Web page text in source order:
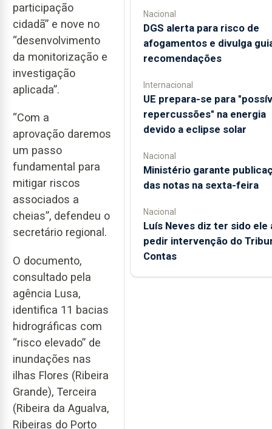
participação
cidadã” e nove no
“desenvolvimento
da monitorização e
investigação
aplicada”.
“Com a
aprovação daremos
um passo
fundamental para
mitigar riscos
associados a
cheias”, defendeu o
secretário regional.
O documento,
consultado pela
agência Lusa,
identifica 11 bacias
hidrográficas com
“risco elevado” de
inundações nas
ilhas Flores (Ribeira
Grande), Terceira
(Ribeira da Agualva,
Ribeiras do Porto
Nacional
DGS alerta para risco de
afogamentos e divulga
recomendações
Internacional
UE prepara-se para
repercussões" na energia
devido a eclipse solar
Nacional
Ministério garante
das notas na sexta-feira
Nacional
Luís Neves diz ter sido ele
pedir intervenção do
Contas